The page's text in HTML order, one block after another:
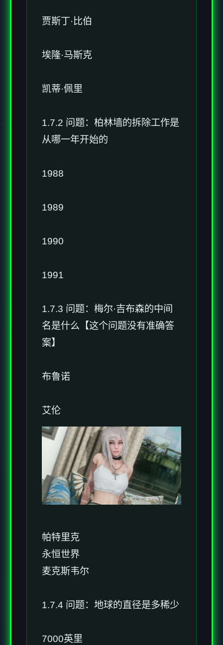
贾斯丁·比伯
埃隆·马斯克
凯蒂·佩里
1.7.2 问题：柏林墙的拆除工作是
从哪一年开始的
1988
1989
1990
1991
1.7.3 问题：梅尔·吉布森的中间
名是什么【这个问题没有准确答
案】
布鲁诺
艾伦
帕特里克
永恒世界
麦克斯韦尔
1.7.4 问题：地球的直径是多稀少
7000英里